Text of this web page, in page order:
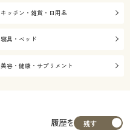
キッチン・雑貨・日用品
寝具・ベッド
美容・健康・サプリメント
履歴を